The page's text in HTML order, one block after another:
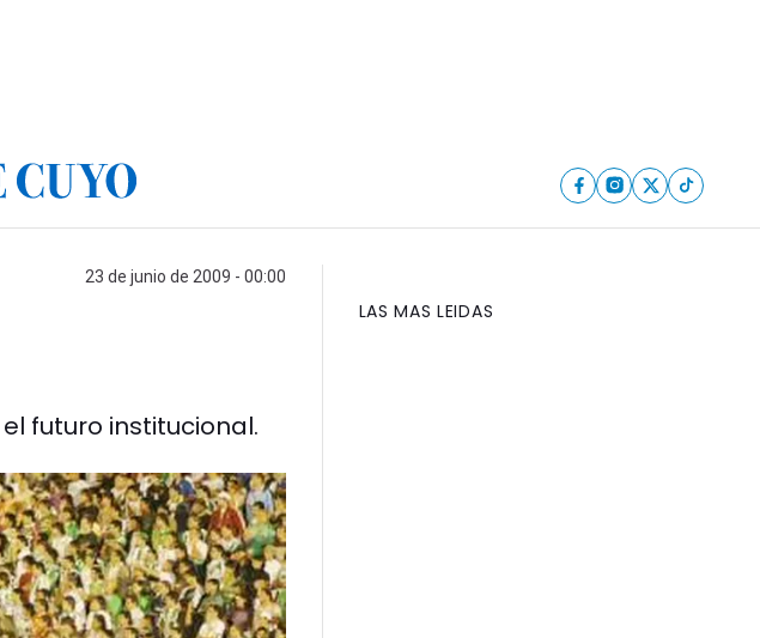
23 de junio de 2009 - 00:00
futuro institucional.
LAS MAS LEIDAS